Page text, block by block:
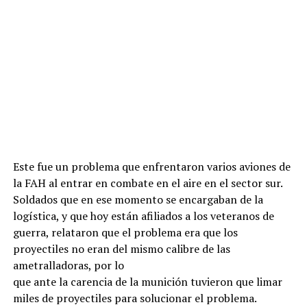
Este fue un problema que enfrentaron varios aviones de
la FAH al entrar en combate en el aire en el sector sur.
Soldados que en ese momento se encargaban de la
logística, y que hoy están afiliados a los veteranos de
guerra, relataron que el problema era que los
proyectiles no eran del mismo calibre de las
ametralladoras, por lo
que ante la carencia de la munición tuvieron que limar
miles de proyectiles para solucionar el problema.